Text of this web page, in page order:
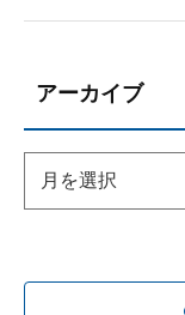
アーカイブ